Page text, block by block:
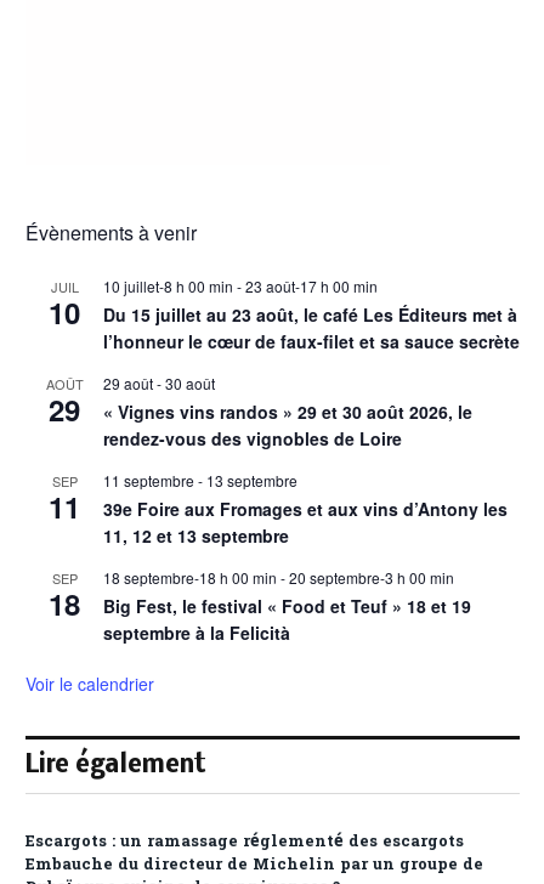
Évènements à venir
JUIL
10
10 juillet-8 h 00 min -23 août-17 h 00 min
Du 15 juillet au 23 août, le café Les Éditeurs met à
l’honneur le cœur de faux-filet et sa sauce secrète
AOÛT
29
29 août-30 août
« Vignes vins randos » 29 et 30 août 2026, le
rendez-vous des vignobles de Loire
SEP
11
11 septembre - 13 septembre
39e Foire aux Fromages et aux vins d’Antony les
11, 12 et 13 septembre
SEP
18
18 septembre-18 h 00 min -20 septembre-3 h 00 min
Big Fest, le festival « Food et Teuf » 18 et 19
septembre à la Felicità
Voir le calendrier
Lire également
Escargots : un ramassage réglementé des escargots
Embauche du directeur de Michelin par un groupe de